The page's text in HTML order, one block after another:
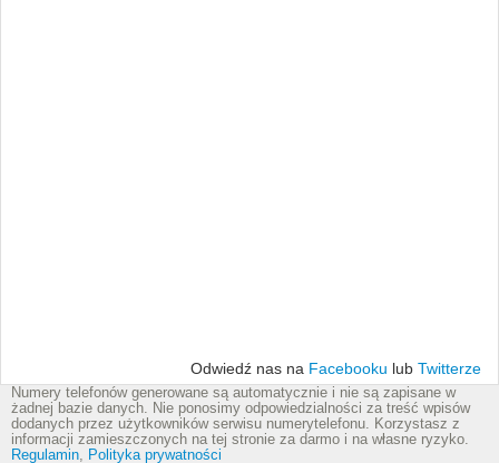
Odwiedź nas na Facebooku lub Twitterze
Numery telefonów generowane są automatycznie i nie są zapisane w
żadnej bazie danych. Nie ponosimy odpowiedzialności za treść wpisów
dodanych przez użytkowników serwisu numerytelefonu. Korzystasz z
informacji zamieszczonych na tej stronie za darmo i na własne ryzyko.
Regulamin, Polityka prywatności